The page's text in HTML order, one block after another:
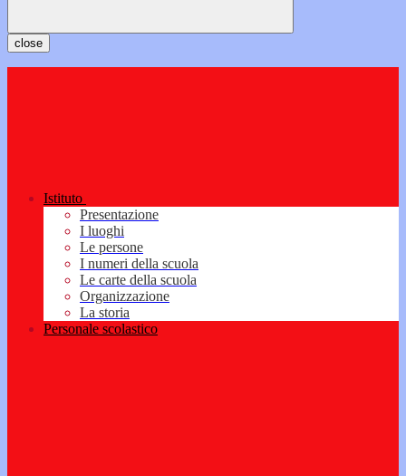
close
Istituto
Presentazione
I luoghi
Le persone
I numeri della scuola
Le carte della scuola
Organizzazione
La storia
Personale scolastico